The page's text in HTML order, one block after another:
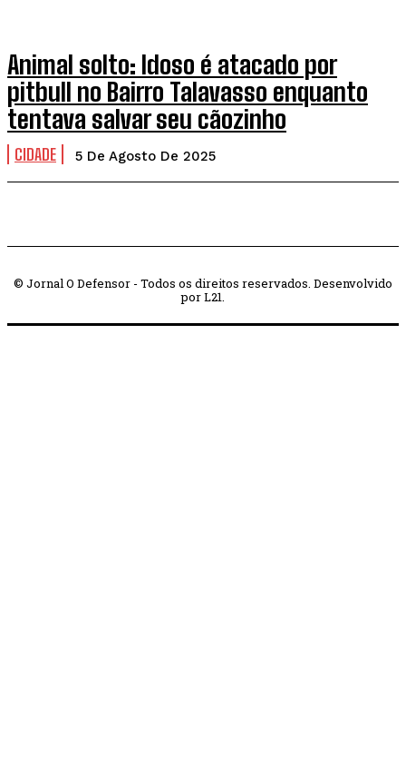
Animal solto: Idoso é atacado por
pitbull no Bairro Talavasso enquanto
tentava salvar seu cãozinho
CIDADE 5 De Agosto De 2025
© Jornal O Defensor - Todos os direitos reservados. Desenvolvido
por L21.